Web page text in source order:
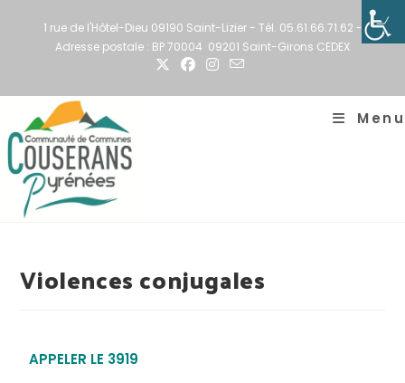
1 rue de l'Hôtel-Dieu 09190 Saint-Lizier - Tél. 05.61.66.71.62 -
Adresse postale : BP 70004 09201 Saint-Girons CEDEX
Menu
Violences conjugales
APPELER LE 3919